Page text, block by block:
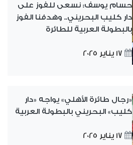
حسام يوسف: نسعى للفوز على
دار كليب البحريني.. وهدفنا الفوز
بالبطولة العربية للطائرة
17 يناير 2025
«رجال طائرة الأهلي» يواجه «دار
كليب» البحريني بالبطولة العربية
17 يناير 2025